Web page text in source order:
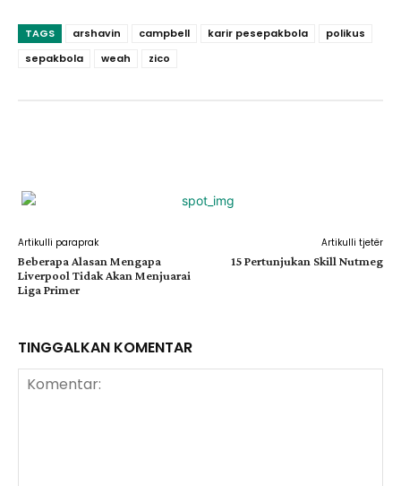
TAGS arshavin campbell karir pesepakbola
polikus
sepakbola
weah zico
Artikulli paraprak
Beberapa Alasan Mengapa
Liverpool Tidak Akan Menjuarai
Liga Primer
Artikulli tjetër
15 Pertunjukan Skill Nutmeg
TINGGALKAN KOMENTAR